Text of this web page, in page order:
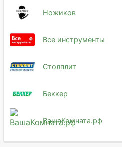
Ножиков
Все инструменты
Столплит
Беккер
ВашаКомната.рф